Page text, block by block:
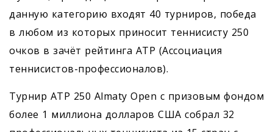
данную категорию входят 40 турниров, победа
в любом из которых приносит теннисисту 250
очков в зачёт рейтинга ATP (Ассоциация
теннисистов-профессионалов).
Турнир ATP 250 Almaty Open с призовым фондом
более 1 миллиона долларов США собрал 32